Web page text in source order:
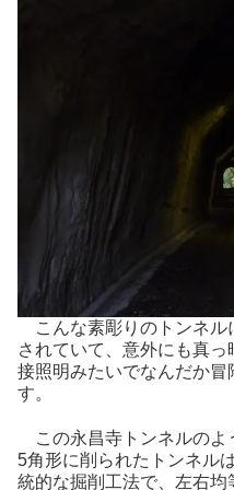
こんな素彫りのトンネル
されていて、意外にも真
接照明みたいでなんだか冒
す。
この永昌寺トンネルのよ
5角形に削られたトンネル
統的な掘削工法で、左右